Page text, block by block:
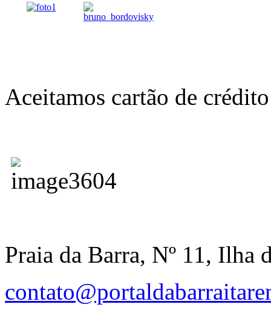
Aceitamos cartão de crédito
Praia da Barra, Nº 11, Ilha